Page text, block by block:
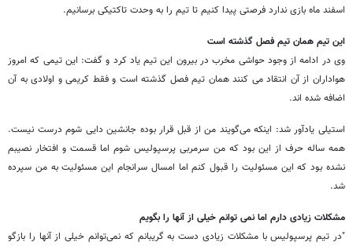
اسفند ماه بازی ندارد فرصتی پیدا کنیم تا تیم را به وحدت تاکتیکی برسانیم.
این تیم همان تیم فصل گذشته است
وی در ادامه از وجود حواشی مخرب در بیرون این تیم یاد کرد و گفت: این تیمی که امروز
هواداران از آن انتقاد می کنند همان تیم فصل گذشته است و فقط کریمی و اولادی به آن
اضافه شده اند.
استیلی یادآور شد: اینکه می‌گویند من از قبل قرار بوده جانشین دایی شوم درست نیست.
همه ساله حرف از این بود که من سرمربی پرسپولیس شوم اما قسمت و افتخار نصیبم
نشده بود که این مسئولیت را قبول کنم اما امسال سرانجام این مسئولیت به من سپرده
شد.
مشکلات زیادی دارم اما نمی توانم خیلی از آنها را بگویم
"در تیم پرسپولیس با مشکلات زیادی دست به گریبانم که نمی‌توانم خیلی از آنها را بازگو